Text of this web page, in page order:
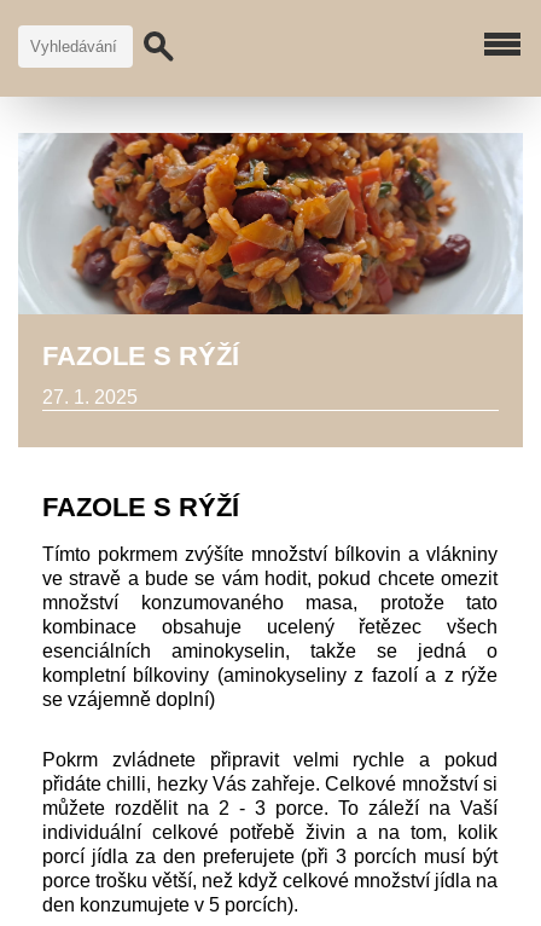
FAZOLE S RÝŽÍ
27. 1. 2025
FAZOLE S RÝŽÍ
Tímto pokrmem zvýšíte množství bílkovin a vlákniny
ve stravě a bude se vám hodit, pokud chcete omezit
množství konzumovaného masa, protože tato
kombinace obsahuje ucelený řetězec všech
esenciálních aminokyselin, takže se jedná o
kompletní bílkoviny (aminokyseliny z fazolí a z rýže
se vzájemně doplní)
Pokrm zvládnete připravit velmi rychle a pokud
přidáte chilli, hezky Vás zahřeje. Celkové množství si
můžete rozdělit na 2 - 3 porce. To záleží na Vaší
individuální celkové potřebě živin a na tom, kolik
porcí jídla za den preferujete (při 3 porcích musí být
porce trošku větší, než když celkové množství jídla na
den konzumujete v 5 porcích).